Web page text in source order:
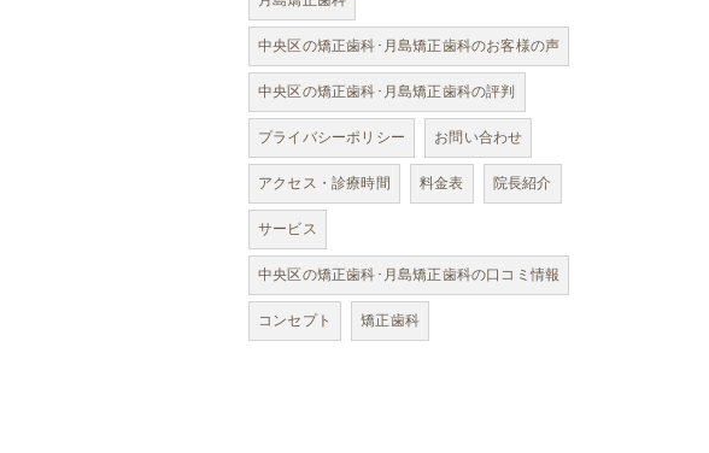
中央区の矯正歯科･月島矯正歯科のお客様の声
中央区の矯正歯科･月島矯正歯科の評判
プライバシーポリシー
お問い合わせ
アクセス・診療時間
料金表
院長紹介
サービス
中央区の矯正歯科･月島矯正歯科の口コミ情報
コンセプト
矯正歯科